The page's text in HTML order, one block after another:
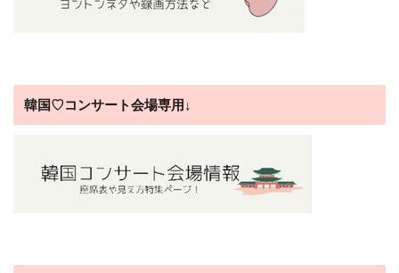
韓国♡コンサート会場専用↓